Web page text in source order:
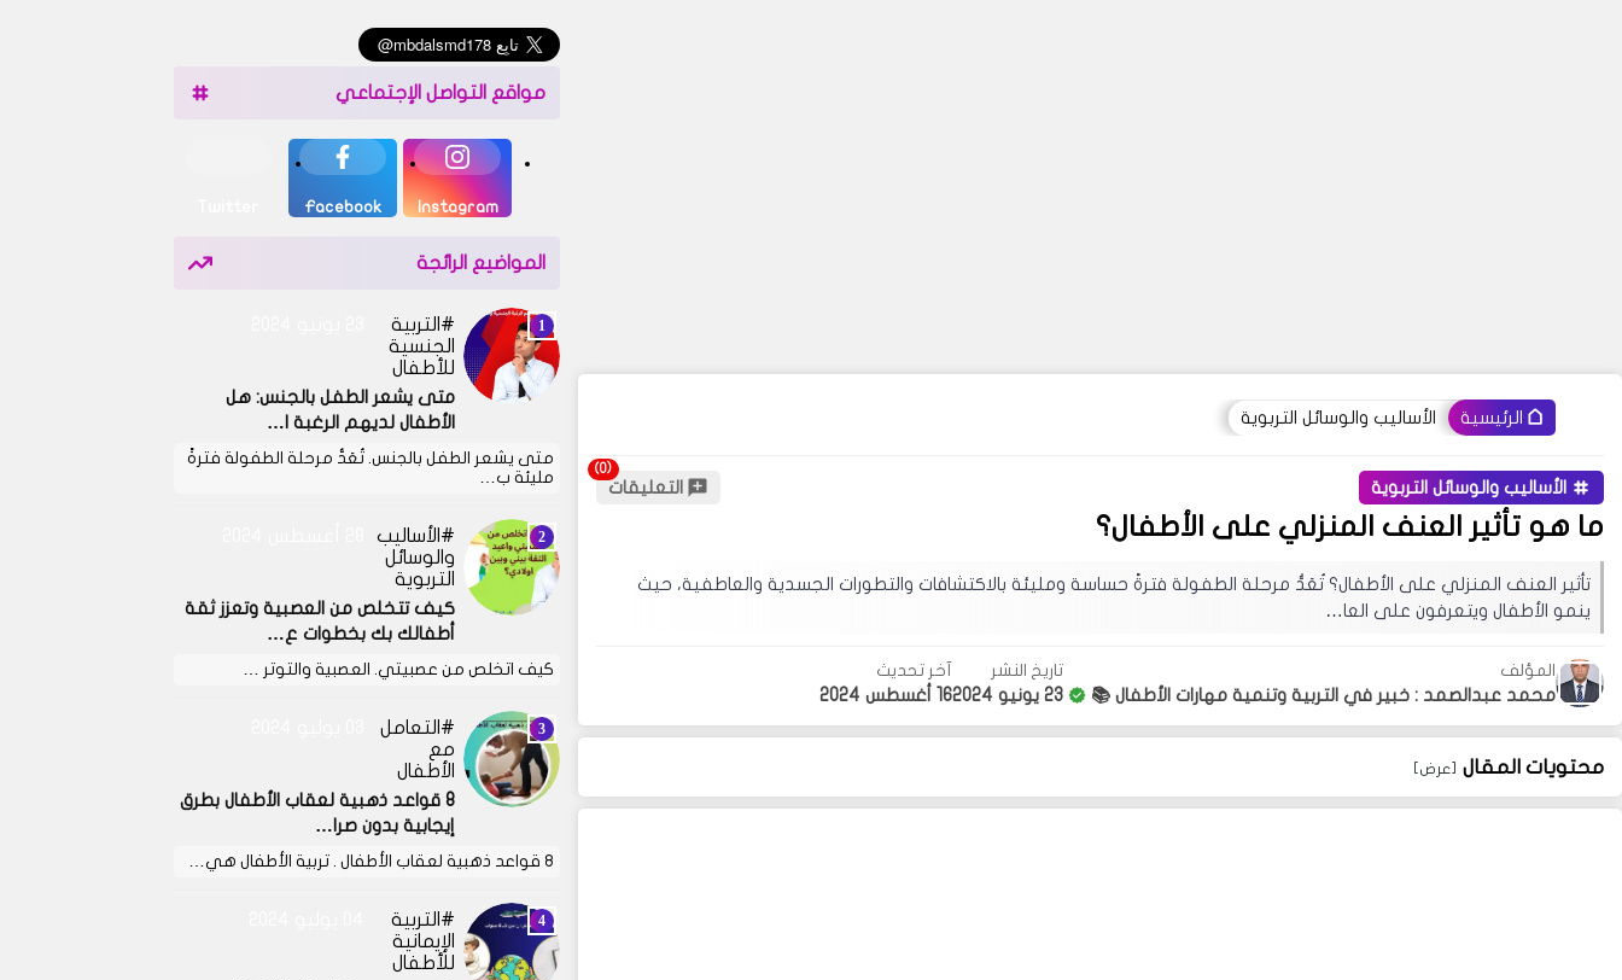
الرئيسية الأساليب والوسائل التربوية
الأساليب والوسائل التربوية التعليقات
ما هو تأثير العنف المنزلي على الأطفال؟
تأثير العنف المنزلي على الأطفال؟ تُعَدُّ مرحلة الطفولة فترةً حساسة ومليئة بالاكتشافات والتطورات الجسدية والعاطفية، حيث
ينمو الأطفال ويتعرفون على العا…
المؤلف
محمد عبدالصمد : خبير في التربية وتنمية مهارات الأطفال 📚
تاريخ النشر
23 يونيو 2024
آخر تحديث
16 أغسطس 2024
محتويات المقال
مواقع التواصل الإجتماعي
Instagram
Facebook
المواضيع الرائجة
التربية
الجنسية
للأطفال
متى يشعر الطفل بالجنس: هل
الأطفال لديهم الرغبة ا…
متى يشعر الطفل بالجنس. تُعَدُّ مرحلة الطفولة فترةً
مليئة ب…
الأساليب
والوسائل
التربوية
كيف تتخلص من العصبية وتعزز ثقة
أطفالك بك بخطوات ع…
كيف اتخلص من عصبيتي. العصبية والتوتر …
التعامل
مع
الأطفال
8 قواعد ذهبية لعقاب الأطفال بطرق
إيجابية بدون صرا…
8 قواعد ذهبية لعقاب الأطفال . تربية الأطفال هي…
التربية
الإيمانية
للأطفال